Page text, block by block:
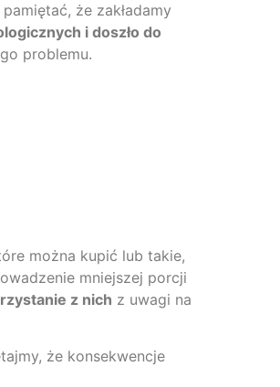
że zakładamy
i doszło do
problemu.
można kupić lub takie,
mniejszej porcji
z nich z uwagi na
że konsekwencje